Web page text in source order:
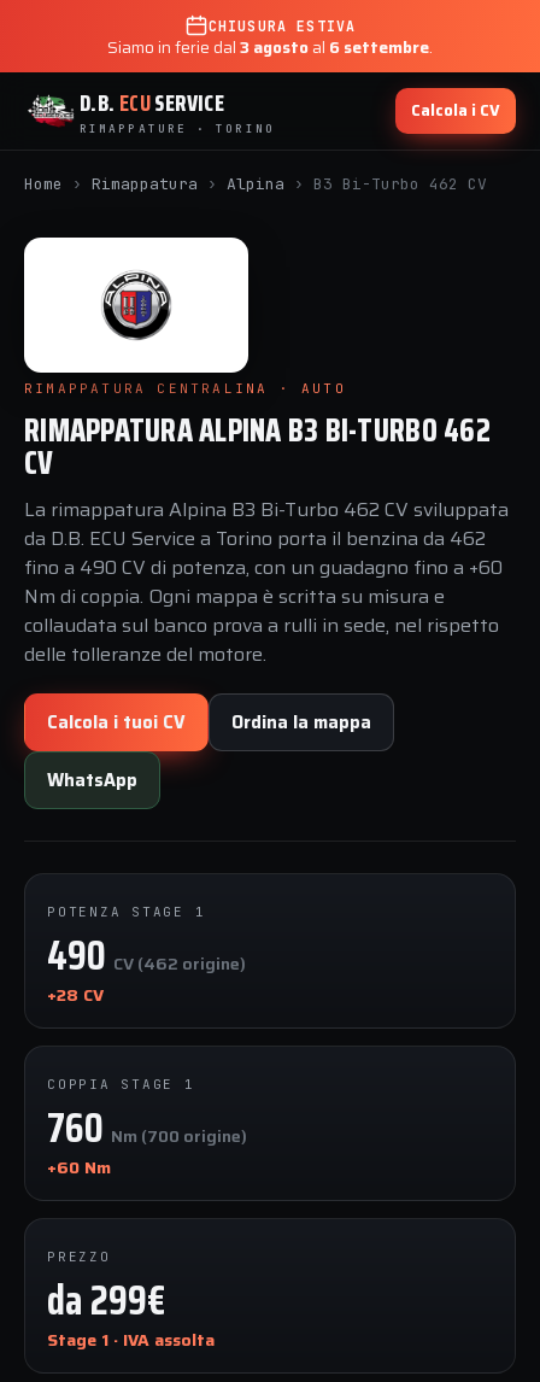
CHIUSURA ESTIVA
Siamo in ferie dal3 agostoal 6 settembre.
D.B. ECUSERVICE
RIMAPPATURE · TORINO
Calcola i CV
Home › Rimappatura › Alpina › B3 Bi-Turbo 462 CV
RIMAPPATURA CENTRALINA · AUTO
RIMAPPATURA ALPINA B3 BI-TURBO 462
CV
La rimappatura Alpina B3 Bi-Turbo 462 CV sviluppata
da D.B. ECU Service a Torino porta il benzina da 462
fino a 490 CV di potenza, con un guadagno fino a +60
Nm di coppia. Ogni mappa è scritta su misura e
collaudata sul banco prova a rulli in sede, nel rispetto
delle tolleranze del motore.
Calcola i tuoi CV Ordina la mappa
WhatsApp
POTENZA STAGE 1
490 CV (462 origine)
+28 CV
COPPIA STAGE 1
760 Nm (700 origine)
+60 Nm
PREZZO
da 299€
Stage 1 · IVA assolta